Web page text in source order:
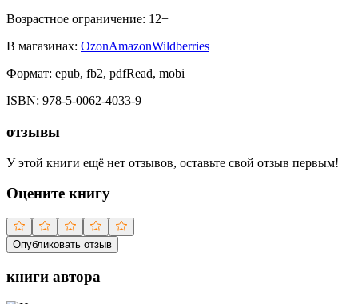
Возрастное ограничение: 12+
В магазинах: OzonAmazonWildberries
Формат: epub, fb2, pdfRead, mobi
ISBN: 978-5-0062-4033-9
отзывы
У этой книги ещё нет отзывов, оставьте свой отзыв первым!
Оцените книгу
Опубликовать отзыв
книги автора